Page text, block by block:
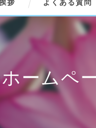
拶 よくある質問
ームペ